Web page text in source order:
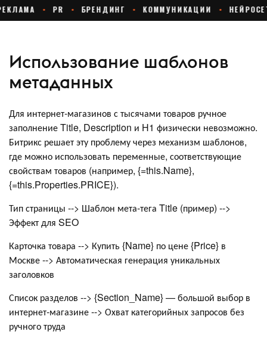
Использование шаблонов
метаданных
Для интернет-магазинов с тысячами товаров ручное
заполнение Title, Description и H1 физически невозможно.
Битрикс решает эту проблему через механизм шаблонов,
где можно использовать переменные, соответствующие
свойствам товаров (например, {=this.Name},
{=this.Properties.PRICE}).
Тип страницы --> Шаблон мета-тега Title (пример) -->
Эффект для SEO
Карточка товара --> Купить {Name} по цене {Price} в
Москве --> Автоматическая генерация уникальных
заголовков
Список разделов --> {Section_Name} — большой выбор в
интернет-магазине --> Охват категорийных запросов без
ручного труда